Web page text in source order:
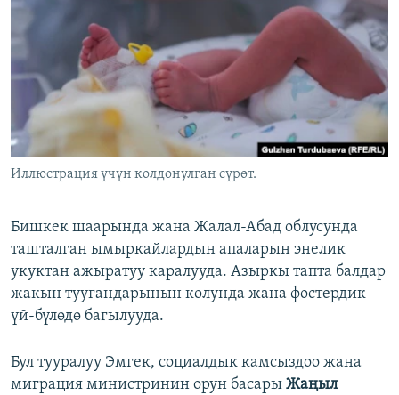
ЫҢГАЙСЫЗ СУРООЛОР
ЭЕ/АРнун бардык сайттары
Иллюстрация үчүн колдонулган сүрөт.
Бишкек шаарында жана Жалал-Абад облусунда
ташталган ымыркайлардын апаларын энелик
укуктан ажыратуу каралууда. Азыркы тапта балдар
жакын туугандарынын колунда жана фостердик
үй-бүлөдө багылууда.
Бул тууралуу Эмгек, социалдык камсыздоо жана
миграция министринин орун басары Жаңыл